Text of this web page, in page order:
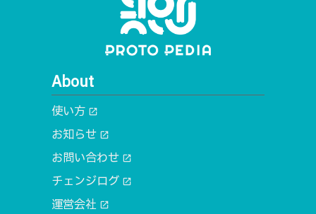
About
使い方 open_in_new
お知らせ open_in_new
お問い合わせ open_in_new
チェンジログ open_in_new
運営会社 open_in_new